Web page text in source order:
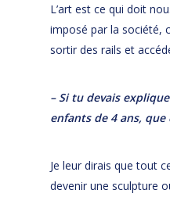
L’art est ce qui doit
imposé par la société,
sortir des rails et
– Si tu devais
enfants de 4 ans, que
Je leur dirais que tout
devenir une sculpture